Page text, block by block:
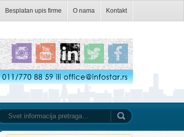
Besplatan upis firme O nama Kontakt